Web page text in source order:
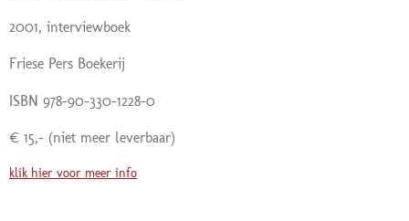
2001, interviewboek
Friese Pers Boekerij
ISBN 978-90-330-1228-0
€ 15,- (niet meer leverbaar)
klik hier voor meer info